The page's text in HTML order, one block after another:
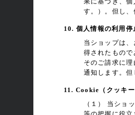
す。）。但し
10. 個人情報の利用停
当ショップは
得されたもの
そのご請求に
通知します。
11. Cookie（クッキ
（１） 当ショ